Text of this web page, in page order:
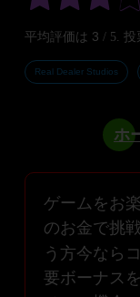
平均評価は 3 / 5. 投
Real Dealer Studios
ホ
ゲームをお
のお金で挑
う方今なら
要ボーナス